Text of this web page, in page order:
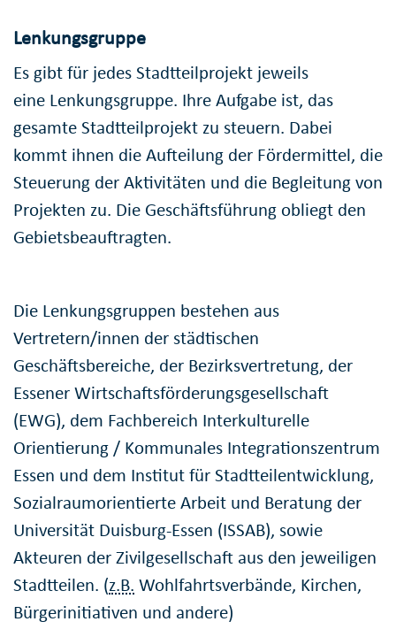
Lenkungsgruppe
Es gibt für jedes Stadtteilprojekt jeweils
eine Lenkungsgruppe. Ihre Aufgabe ist, das
gesamte Stadtteilprojekt zu steuern. Dabei
kommt ihnen die Aufteilung der Fördermittel, die
Steuerung der Aktivitäten und die Begleitung von
Projekten zu. Die Geschäftsführung obliegt den
Gebietsbeauftragten.
Die Lenkungsgruppen bestehen aus
Vertretern/innen der städtischen
Geschäftsbereiche, der Bezirksvertretung, der
Essener Wirtschaftsförderungsgesellschaft
(EWG), dem Fachbereich Interkulturelle
Orientierung / Kommunales Integrationszentrum
Essen und dem Institut für Stadtteilentwicklung,
Sozialraumorientierte Arbeit und Beratung der
Universität Duisburg-Essen (ISSAB), sowie
Akteuren der Zivilgesellschaft aus den jeweiligen
Stadtteilen. (z.B. Wohlfahrtsverbände, Kirchen,
Bürgerinitiativen und andere)